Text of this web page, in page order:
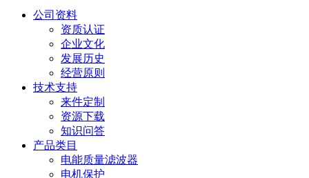
公司资料
资质认证
企业文化
发展历史
经营原则
技术支持
来件定制
资源下载
知识问答
产品类目
电能质量滤波器
电机保护